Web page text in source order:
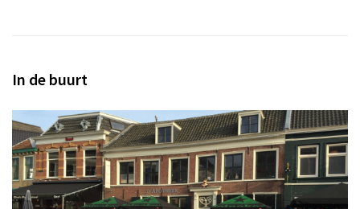
In de buurt